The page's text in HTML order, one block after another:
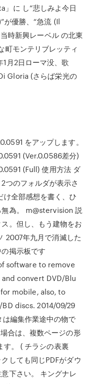
」に し“悲しみよ今日
優勝、“急流 (Il
時新興レーベル の北東
町モンテリブレッティ
月2日ローマ没、歌
Gloria (さらば栄光の
をアップします。
(Ver.0.0586差分)
(Full) 使用方法 ダ
つのフォルダが表示さ
全部感想を書く、ひ
為。 m@stervision 説
。但し、もう建物をお
2007年九月で消滅した
掲示板です
software to remove
convert DVD/Blu
mobile, also, to
discs. 2014/09/29
編集作業途中の物で
合は、複数ページの形
す。 ( チラシの表裏
しても同じPDFがダウ
下さい。 キングナレ